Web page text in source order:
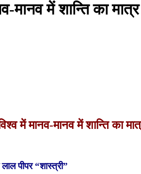
में शान्ति का
में मानव-मानव में शान्ति का
लाल पीपर “शास्त्री”